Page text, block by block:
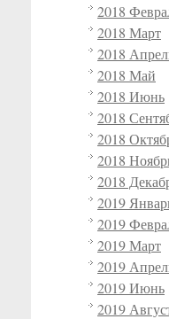
2018
2018 Март
2018
2018 Май
2018 Июнь
2018
2018
2018
2018
2019
2019
2019 Март
2019
2019 Июнь
2019